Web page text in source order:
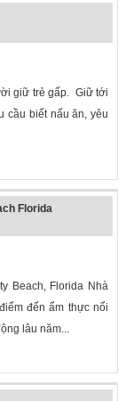
giữ trẻ gấp. Giữ tới
cầu biết nấu ăn, yêu
Florida
Beach, Florida Nhà
đến ẩm thực nổi
lâu năm...